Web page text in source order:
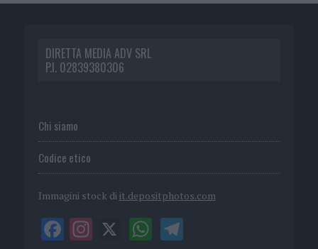
DIRETTA MEDIA ADV SRL
P.I. 02839380306
Chi siamo
Codice etico
Immagini stock di it.depositphotos.com